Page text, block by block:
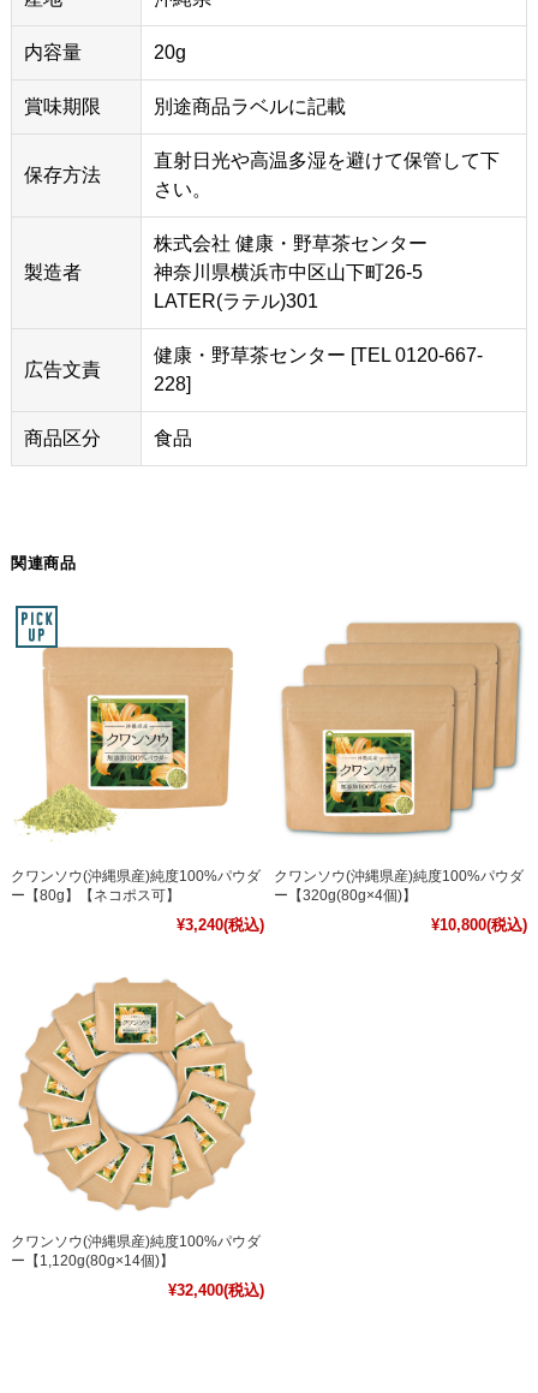
内容量 20g
賞味期限 別途商品ラベルに記載
保存方法
直射日光や高温多湿を避けて保管して下
さい。
製造者
株式会社 健康・野草茶センター
神奈川県横浜市中区山下町26-5
LATER(ラテル)301
広告文責
健康・野草茶センター [TEL 0120-667-
228]
商品区分 食品
関連商品
クワンソウ(沖縄県産)純度100%パウダ
ー【80g】【ネコポス可】
¥3,240(税込)
クワンソウ(沖縄県産)純度100%パウダ
ー【320g(80g×4個)】
¥10,800(税込)
クワンソウ(沖縄県産)純度100%パウダ
ー【1,120g(80g×14個)】
¥32,400(税込)